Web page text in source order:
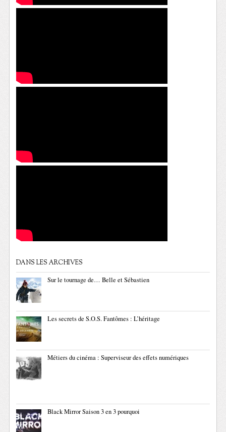
DANS LES ARCHIVES
Sur le tournage de… Belle et Sébastien
Les secrets de S.O.S. Fantômes : L’héritage
Métiers du cinéma : Superviseur des effets numériques
Black Mirror Saison 3 en 3 pourquoi